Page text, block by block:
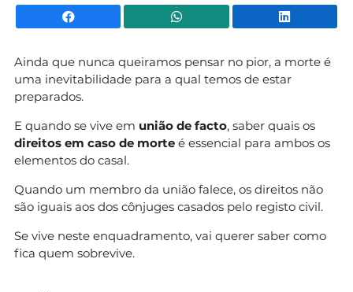
Facebook WhatsApp
Ainda que nunca queiramos pensar no pior, a morte é
uma inevitabilidade para a qual temos de estar
preparados.
E quando se vive em união de facto, saber quais os
direitos em caso de morte é essencial para ambos os
elementos do casal.
Quando um membro da união falece, os direitos não
são iguais aos dos cônjuges casados pelo registo civil.
Se vive neste enquadramento, vai querer saber como
fica quem sobrevive.